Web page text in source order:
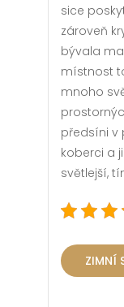
sice
zároveň
bývala
místnost
mnoho
předsíni v
koberci a
světlejší,
ZIMNÍ